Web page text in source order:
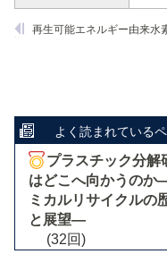
よく読まれている
プラスチック分解
はどこへ向かうのか
ミカルリサイクルの
と展望―
(32回)